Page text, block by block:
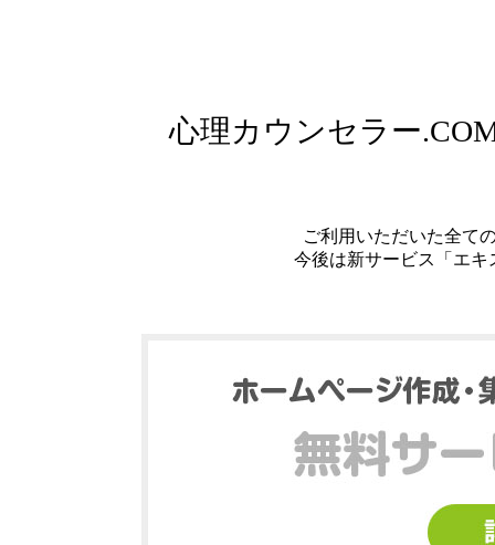
心理カウンセラー
ご利用いただいた全て
今後は新サービス「エ